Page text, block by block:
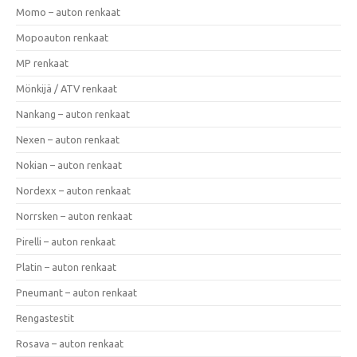
Momo – auton renkaat
Mopoauton renkaat
MP renkaat
Mönkijä / ATV renkaat
Nankang – auton renkaat
Nexen – auton renkaat
Nokian – auton renkaat
Nordexx – auton renkaat
Norrsken – auton renkaat
Pirelli – auton renkaat
Platin – auton renkaat
Pneumant – auton renkaat
Rengastestit
Rosava – auton renkaat